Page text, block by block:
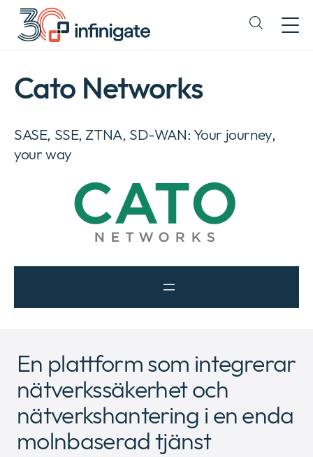
Hoppa
innehåll
Expand
menu
Nyhetsrum
a
Villkor & policies
or
Cato Networks
SASE, SSE, ZTNA, SD-WAN: Your journey,
your way
En plattform som integrerar
nätverkssäkerhet och
nätverkshantering i en enda
molnbaserad tjänst